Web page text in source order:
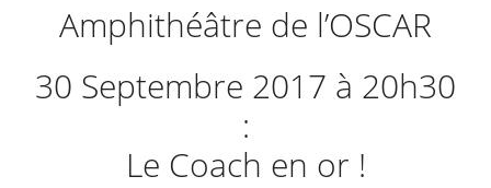
Amphithéâtre de l’OSCAR
30 Septembre 2017 à 20h30
:
Le Coach en or !